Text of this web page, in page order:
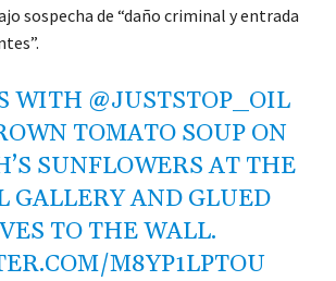
sospecha de “daño criminal y entrada
WITH @JUSTSTOP_OIL
TOMATO SOUP ON
SUNFLOWERS AT THE
GALLERY AND GLUED
TO THE WALL.
M8YP1LPTOU